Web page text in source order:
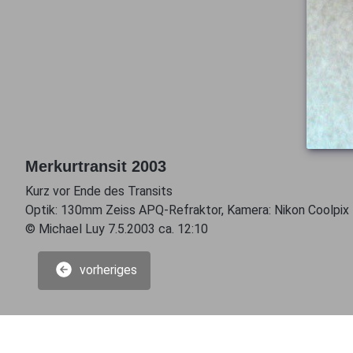
Merkurtransit 2003
Kurz vor Ende des Transits
Optik: 130mm Zeiss APQ-Refraktor, Kamera: Nikon Coolpix
© Michael Luy 7.5.2003 ca. 12:10
vorheriges